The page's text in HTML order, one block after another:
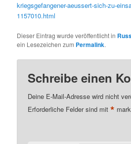
kriegsgefangener-aeussert-sich-zu-
1157010.html
Dieser Eintrag wurde veröffentlicht in
ein Lesezeichen zum Permalink.
Schreibe einen
Deine E-Mail-Adresse wird nicht
Erforderliche Felder sind mit*